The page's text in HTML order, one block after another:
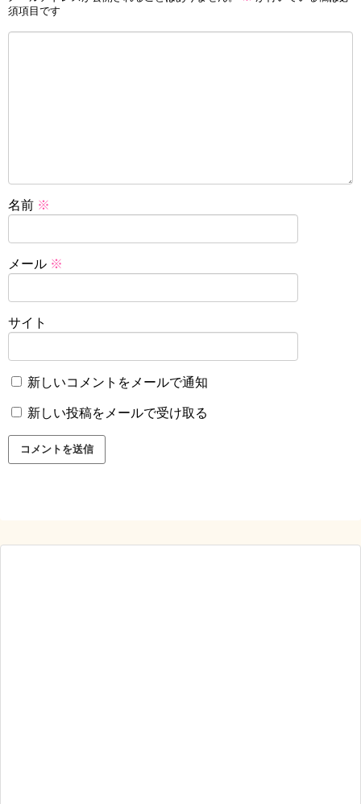
須項目です
名前 ※
メール ※
サイト
新しいコメントをメールで通知
新しい投稿をメールで受け取る